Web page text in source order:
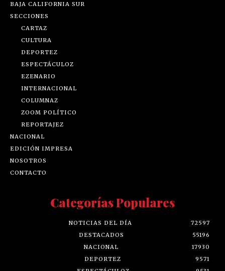
BAJA CALIFORNIA SUR
SECCIONES
CARTAZ
CULTURA
DEPORTEZ
ESPECTÁCULOZ
EZENARIO
INTERNACIONAL
COLUMNAZ
ZOOM POLÍTICO
REPORTAJEZ
NACIONAL
EDICIÓN IMPRESA
NOSOTROS
CONTACTO
Categorías Populares
NOTICIAS DEL DÍA
72597
DESTACADOS
55196
NACIONAL
17930
DEPORTEZ
9571